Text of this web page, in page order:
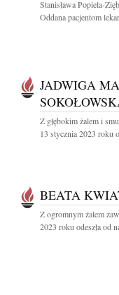
Stanisława Popiela-
Oddana pacjentom
JADWIGA
Z głębokim żalem i
13 stycznia 2023 roku
BEATA
Z ogromnym żalem
2023 roku odeszła od